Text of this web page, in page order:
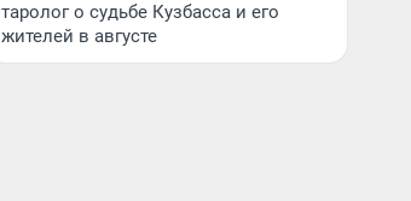
таролог о судьбе Кузбасса и его
жителей в августе